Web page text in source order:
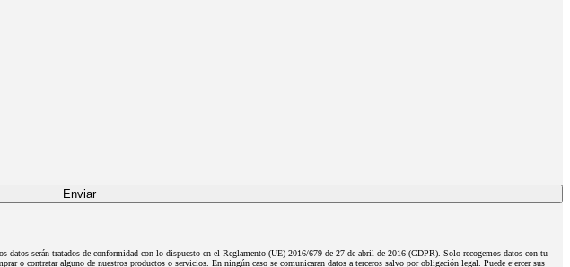
serán tratados de conformidad con lo dispuesto en el Reglamento (UE) 2016/679 de 27 de abril de 2016 (GDPR). Solo recogemos datos con tu
o contratar alguno de nuestros productos o servicios. En ningún caso se comunicaran datos a terceros salvo por obligación legal. Puede ejercer sus